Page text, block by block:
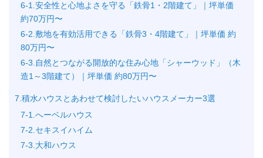
6-1.安全性と心地よさを守る「鉄骨1・2階建て」｜坪単価
約70万円〜
6-2.敷地を有効活用できる「鉄骨3・4階建て」｜坪単価 約
80万円〜
6-3.自然とつながる開放的な住み心地「シャーウッド」（木
造1～3階建て）｜坪単価 約80万円〜
7.積水ハウスとあわせて検討したいハウスメーカー3選
7-1.へーベルハウス
7-2.セキスイハイム
7-3.大和ハウス